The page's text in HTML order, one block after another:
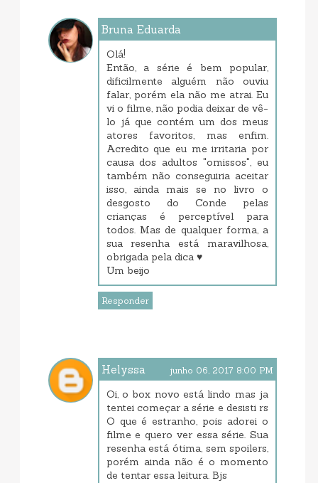
Bruna Eduarda
Olá!
Então, a série é bem popular,
dificilmente alguém não ouviu
falar, porém ela não me atrai. Eu
vi o filme, não podia deixar de vê-
lo já que contém um dos meus
atores favoritos, mas enfim.
Acredito que eu me irritaria por
causa dos adultos "omissos", eu
também não conseguiria aceitar
isso, ainda mais se no livro o
desgosto do Conde pelas
crianças é perceptível para
todos. Mas de qualquer forma, a
sua resenha está maravilhosa,
obrigada pela dica ♥
Um beijo
Responder
Helyssa junho 06, 2017 8:00 PM
Oi, o box novo está lindo mas ja
tentei começar a série e desisti rs
O que é estranho, pois adorei o
filme e quero ver essa série. Sua
resenha está ótima, sem spoilers,
porém ainda não é o momento
de tentar essa leitura. Bjs